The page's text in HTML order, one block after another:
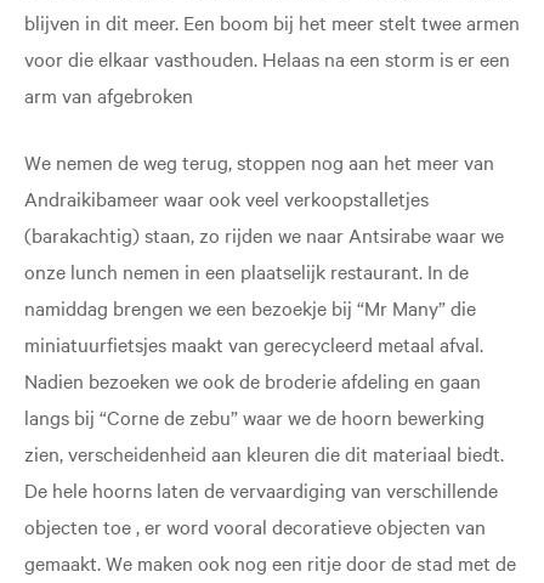
blijven in dit meer. Een boom bij het meer stelt twee armen
voor die elkaar vasthouden. Helaas na een storm is er een
arm van afgebroken
We nemen de weg terug, stoppen nog aan het meer van
Andraikibameer waar ook veel verkoopstalletjes
(barakachtig) staan, zo rijden we naar Antsirabe waar we
onze lunch nemen in een plaatselijk restaurant. In de
namiddag brengen we een bezoekje bij “Mr Many” die
miniatuurfietsjes maakt van gerecycleerd metaal afval.
Nadien bezoeken we ook de broderie afdeling en gaan
langs bij “Corne de zebu” waar we de hoorn bewerking
zien, verscheidenheid aan kleuren die dit materiaal biedt.
De hele hoorns laten de vervaardiging van verschillende
objecten toe , er word vooral decoratieve objecten van
gemaakt. We maken ook nog een ritje door de stad met de